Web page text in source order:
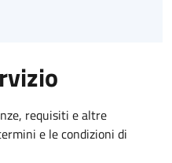
requisiti e altre
e le condizioni di